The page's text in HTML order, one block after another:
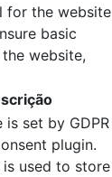
for the website
basic
website,
is set by GDPR
plugin.
used to store